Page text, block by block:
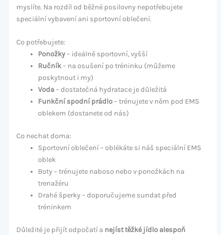
myslíte. Na rozdíl od běžné posilovny nepotřebujete
speciální vybavení ani sportovní oblečení.
Co potřebujete:
Ponožky– ideálně sportovní, vyšší
Ručník– na osušení po tréninku (můžeme
poskytnout i my)
Voda– dostatečná hydratace je důležitá
Funkční spodní prádlo– trénujete v něm pod EMS
oblekem (dostanete od nás)
Co nechat doma:
Sportovní oblečení – oblékáte si náš speciální EMS
oblek
Boty – trénujete naboso nebo v ponožkách na
trenažéru
Drahé šperky – doporučujeme sundat před
tréninkem
Důležité je přijít odpočatí a nejíst těžké jídlo alespoň